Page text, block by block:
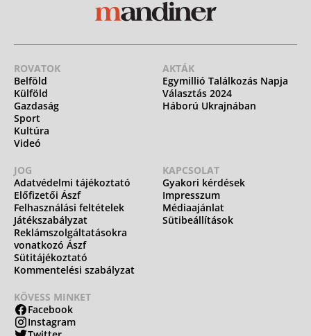
ROVATOK
Belföld
Külföld
Gazdaság
Sport
Kultúra
Videó
AKTÁK
Egymillió Találkozás Napja
Választás 2024
Háború Ukrajnában
JOG
Adatvédelmi tájékoztató
Előfizetői Ászf
Felhasználási feltételek
Játékszabályzat
Reklámszolgáltatásokra
vonatkozó Ászf
Sütitájékoztató
Kommentelési szabályzat
KAPCSOLAT
Gyakori kérdések
Impresszum
Médiaajánlat
Sütibeállítások
KÖVESS MINKET
Facebook
Instagram